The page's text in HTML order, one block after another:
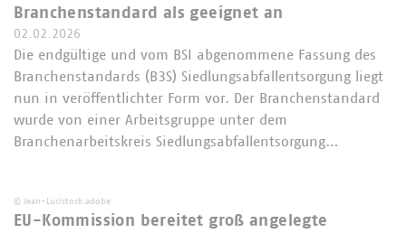
Branchenstandard als geeignet an
02.02.2026
Die endgültige und vom BSI abgenommene Fassung des
Branchenstandards (B3S) Siedlungsabfallentsorgung liegt
nun in veröffentlichter Form vor. Der Branchenstandard
wurde von einer Arbeitsgruppe unter dem
Branchenarbeitskreis Siedlungsabfallentsorgung…
© Jean-Luc/stock.adobe
EU-Kommission bereitet groß angelegte